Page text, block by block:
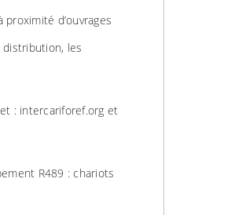
d’ouvrages
les
: intercariforef.org et
R489 : chariots